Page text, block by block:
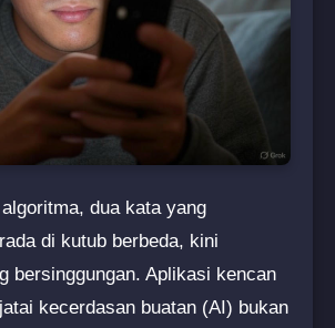
dua kata yang
di kutub berbeda, kini
bersinggungan. Aplikasi kencan
kecerdasan buatan (AI) bukan